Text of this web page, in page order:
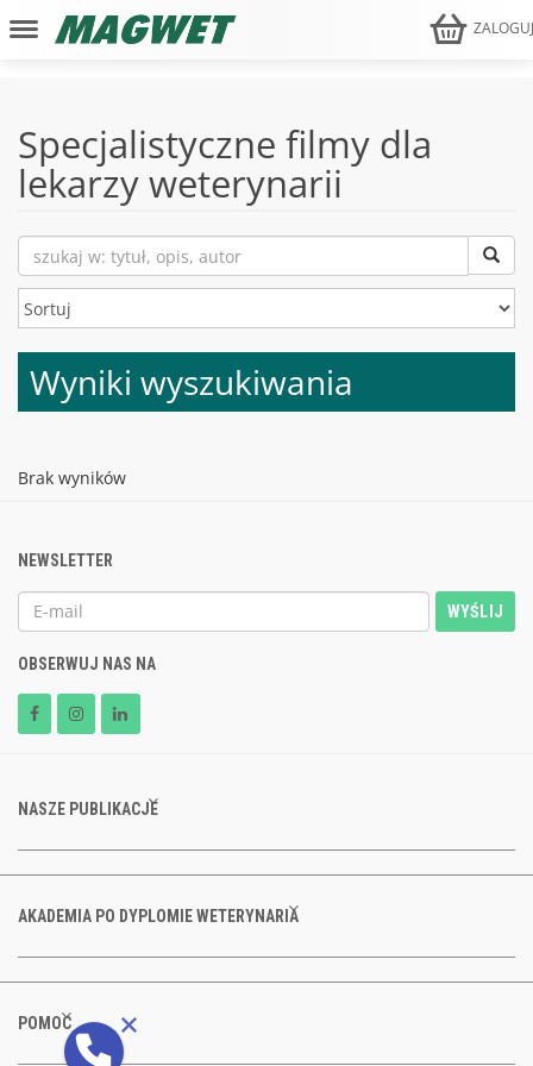
Specjalistyczne filmy dla
lekarzy weterynarii
Wyniki wyszukiwania
Brak wyników
NEWSLETTER
WYŚLIJ
OBSERWUJ NAS NA
NASZE PUBLIKACJE
AKADEMIA PO DYPLOMIE WETERYNARIA
POMOC